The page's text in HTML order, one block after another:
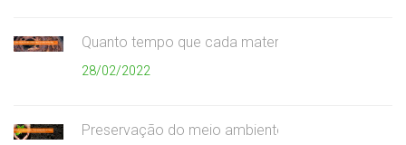
Quanto tempo que cada material demora para se
28/02/2022
Preservação do meio ambiente